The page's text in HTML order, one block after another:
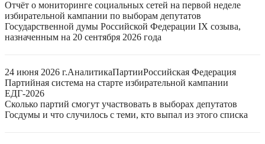
Отчёт о мониторинге социальных сетей на первой неделе
избирательной кампании по выборам депутатов
Государственной думы Российской Федерации IX созыва,
назначенным на 20 сентября 2026 года
24 июня 2026 г.АналитикаПартииРоссийская Федерация
Партийная система на старте избирательной кампании
ЕДГ-2026
Сколько партий смогут участвовать в выборах депутатов
Госдумы и что случилось с теми, кто выпал из этого списка